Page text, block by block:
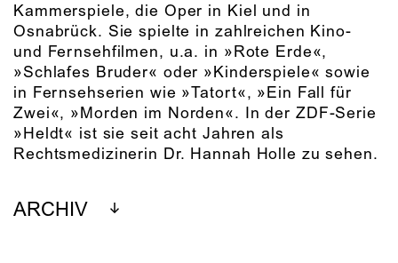
Kammerspiele, die Oper in Kiel und in
Osnabrück. Sie spielte in zahlreichen Kino-
und Fernsehfilmen, u.a. in »Rote Erde«,
»Schlafes Bruder« oder »Kinderspiele« sowie
in Fernsehserien wie »Tatort«, »Ein Fall für
Zwei«, »Morden im Norden«. In der ZDF-Serie
»Heldt« ist sie seit acht Jahren als
Rechtsmedizinerin Dr. Hannah Holle zu sehen.
ARCHIV